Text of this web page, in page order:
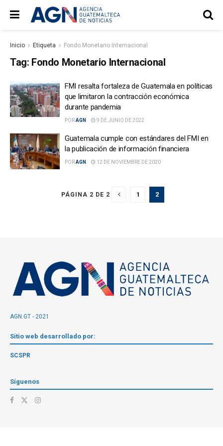
Inicio Etiqueta Fondo Monetario Internacional
Tag: Fondo Monetario Internacional
FMI resalta fortaleza de Guatemala en políticas
que limitaron la contracción económica
durante pandemia
PORAGN 9 DE JUNIO DE 2022
Guatemala cumple con estándares del FMI en
la publicación de información financiera
PORAGN 12 DE NOVIEMBRE DE 2020
PÁGINA 2 DE 2 1 2
AGN.GT - 2021
Sitio web desarrollado por:
SCSPR
Síguenos